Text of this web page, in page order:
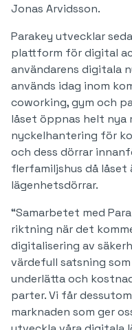
Jonas Arvidsson.
Parakey utvecklar
plattform för digital
användarens digitala
används idag inom
coworking, gym och
låset öppnas helt
nyckelhantering för
och dess dörrar
flerfamiljshus då låset
lägenhetsdörrar.
“Samarbetet med
riktning när det
digitalisering av
värdefull satsning
underlätta och
parter. Vi får
marknaden som ger